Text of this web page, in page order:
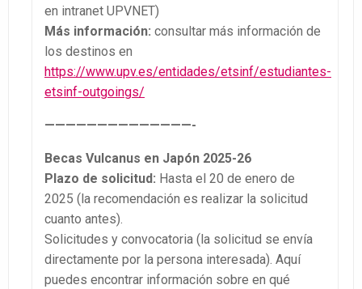
en intranet UPVNET)
Más información: consultar más información de
los destinos en
https://www.upv.es/entidades/etsinf/estudiantes-
etsinf-outgoings/
——————————————-
Becas Vulcanus en Japón 2025-26
Plazo de solicitud: Hasta el 20 de enero de
2025 (la recomendación es realizar la solicitud
cuanto antes).
Solicitudes y convocatoria (la solicitud se envía
directamente por la persona interesada). Aquí
puedes encontrar información sobre en qué